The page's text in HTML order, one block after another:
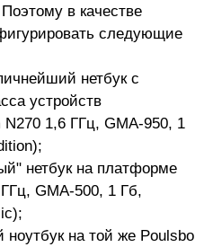
в качестве
следующие
нетбук с
устройств
1,6 ГГц, GMA-950, 1
нетбук на платформе
GMA-500, 1 Гб,
на той же Poulsbo